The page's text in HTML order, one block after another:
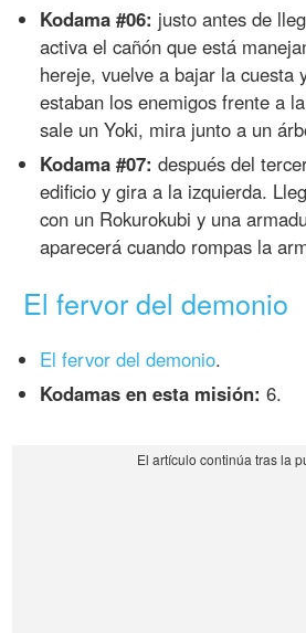
Kodama #06: justo antes de
activa el cañón que está
hereje, vuelve a bajar la cuesta
estaban los enemigos frente a
sale un Yoki, mira junto a un
Kodama #07: después del
edificio y gira a la izquierda.
con un Rokurokubi y una
aparecerá cuando rompas la
El fervor del demonio
El fervor del demonio.
Kodamas en esta misión: 6.